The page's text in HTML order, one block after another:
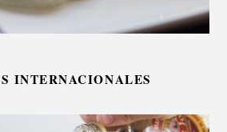
INTERNACIONALES